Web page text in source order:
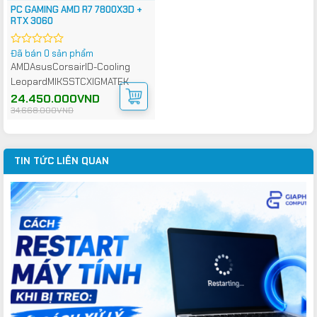
PC GAMING AMD R7 7800X3D +
RTX 3060
Được
xếp
0
5
sao
Đã bán 0 sản phẩm
AMDAsusCorsairID-Cooling
LeopardMIKSSTCXIGMATEK
34.668.000VND
Giá
gốc
là:
24.450.000VND
Giá
hiện
tại
TIN TỨC LIÊN QUAN